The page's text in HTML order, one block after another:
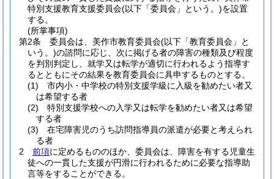
特別支援教育支援委員会(以下「委員会」という。)を設置
する。
(所掌事項)
第2条
委員会は、美作市教育委員会(以下「教育委員会」と
いう。)の諮問に応じ、次に掲げる者の障害の種類及び程度
を判別判定し、就学又は転学が適切に行われるよう指導す
るとともにその結果を教育委員会に具申するものとする。
(1)
市内小・中学校の特別支援学級に入級を勧めたい者又
は希望する者
(2)
特別支援学校への入学又は転学を勧めたい者又は希望
する者
(3)
在宅障害児のうち訪問指導員の派遣が必要と考えられ
る者
2
前項に定めるもののほか、委員会は、障害を有する児童生
徒への一貫した支援が円滑に行われるために必要な指導助
言等をすることができる。